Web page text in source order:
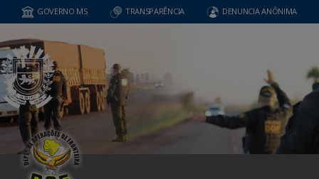
GOVERNO MS TRANSPARÊNCIA DENUNCIA ANÔNIMA